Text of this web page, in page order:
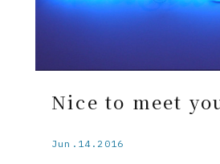
Nice to meet
Jun.14.2016